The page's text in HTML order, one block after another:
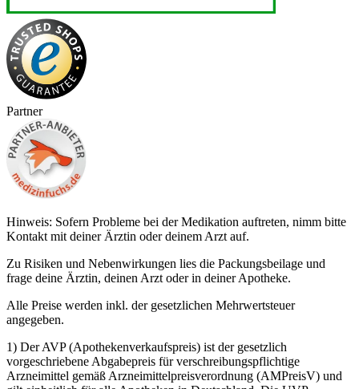
Partner
Hinweis: Sofern Probleme bei der Medikation auftreten, nimm bitte
Kontakt mit deiner Ärztin oder deinem Arzt auf.
Zu Risiken und Nebenwirkungen lies die Packungsbeilage und
frage deine Ärztin, deinen Arzt oder in deiner Apotheke.
Alle Preise werden inkl. der gesetzlichen Mehrwertsteuer
angegeben.
1) Der AVP (Apothekenverkaufspreis) ist der gesetzlich
vorgeschriebene Abgabepreis für verschreibungspflichtige
Arzneimittel gemäß Arzneimittelpreisverordnung (AMPreisV) und